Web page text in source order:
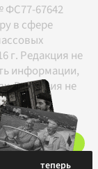
ФС77-67642
в сфере
г. Редакция не
информации,
Редакция не
с